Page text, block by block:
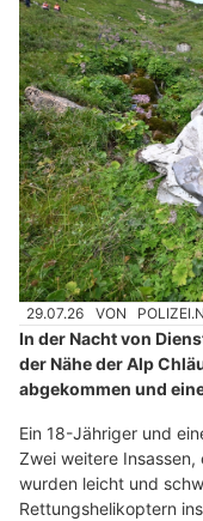
29.07.26 VON
In der Nacht von
der Nähe der Alp
abgekommen und
Ein 18-Jähriger und
Zwei weitere
wurden leicht und
Rettungshelikoptern